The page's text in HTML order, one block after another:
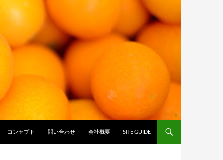
コンセプト 問い合わせ 会社概要 SITE GUIDE